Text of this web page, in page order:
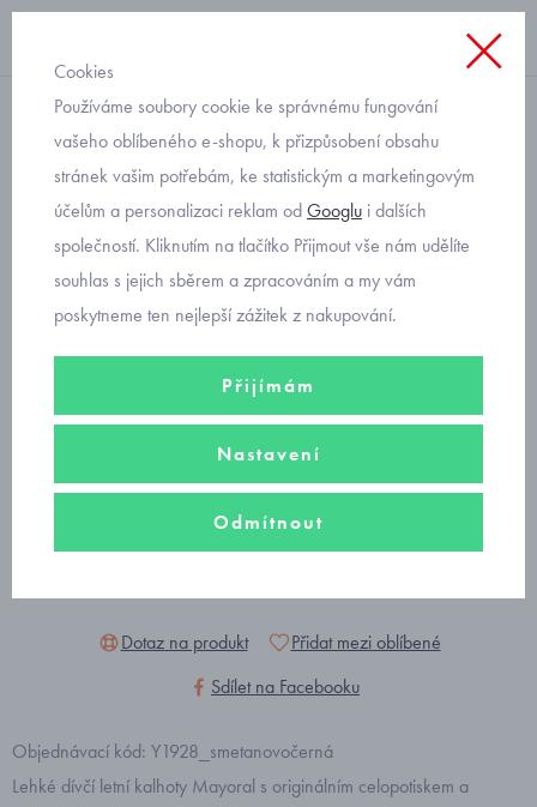
letní
dívčí letní kalhoty Mayoral
6533-22
Dotaz na produkt
Přidat mezi oblíbené
Sdílet na Facebooku
Objednávací kód: Y1928_smetanovočerná
Lehké dívčí letní kalhoty Mayoral s originálním celopotiskem a
Cookies
Používáme soubory cookie ke správnému fungování
vašeho oblíbeného e-shopu, k přizpůsobení obsahu
stránek vašim potřebám, ke statistickým a marketingovým
účelům a personalizaci reklam odGooglu i dalších
společností. Kliknutím na tlačítko Přijmout vše nám udělíte
souhlas s jejich sběrem a zpracováním a my vám
poskytneme ten nejlepší zážitek z nakupování.
Přijímám
Nastavení
Odmítnout